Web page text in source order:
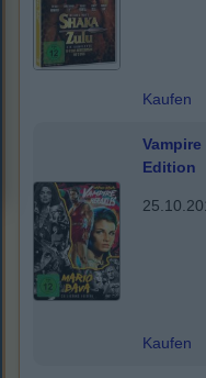
Kaufen
Edition
Kaufen